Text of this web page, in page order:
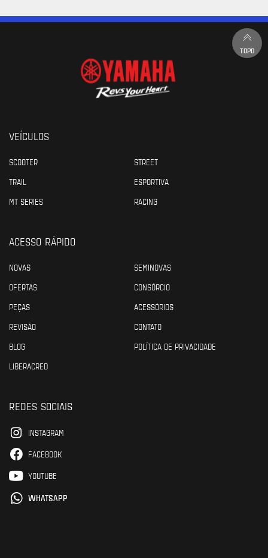
TOPO
VEÍCULOS
SCOOTER
STREET
TRAIL
ESPORTIVA
MT SERIES
RACING
ACESSO RÁPIDO
NOVAS
SEMINOVAS
OFERTAS
CONSÓRCIO
PEÇAS
ACESSÓRIOS
REVISÃO
CONTATO
BLOG
POLÍTICA DE PRIVACIDADE
LIBERACRED
REDES SOCIAIS
INSTAGRAM
FACEBOOK
YOUTUBE
WHATSAPP